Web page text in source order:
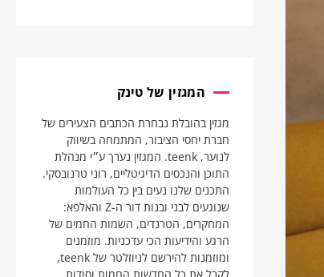
המגזין של טינק
מגזין בהובלת נבחרת הכתבים הצעירים של
חברת יחסי הציבור, המתמחה בשיווק
לנוער, teenk. המגזין נערך ע״י מנהלת
התוכן והנכסים הדיגיטליים, רוני טרנובסקי.
התכנים שלנו נעים בין כל העולמות
שנוגעים לבני ובנות דור ה-Z והאלפא:
המחקרים, הטרנדים, השמות החמים של
הרגע והידיעות הכי עדכניות. מוזמנים
ומוזמנות להירשם לניוזלטר של teenk,